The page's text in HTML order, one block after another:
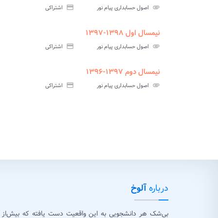
attachment اصول حسابداری پیام نور credit_card اشتراکی
نیمسال اول ۱۳۹۸-۱۳۹۷
attachment اصول حسابداری پیام نور credit_card اشتراکی
سوالات
آزمون
نیمسال دوم ۱۳۹۷-۱۳۹۶
attachment اصول حسابداری پیام نور credit_card اشتراکی
درباره آلوخ
بی‌شک هر دانشجویی به این واقعیت دست یافته که بیش‌از